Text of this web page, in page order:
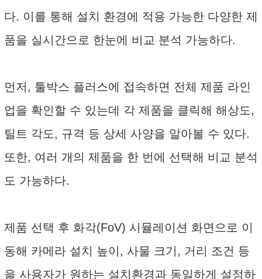
다. 이를 통해 설치 환경에 적용 가능한 다양한 제
품을 실시간으로 한눈에 비교 분석 가능하다.
먼저, 툴박스 플러스에 접속하면 전체 제품 라인
업을 확인할 수 있는데 각 제품을 클릭해 해상도,
틸트 각도, 규격 등 상세 사양을 알아볼 수 있다.
또한, 여러 개의 제품을 한 번에 선택해 비교 분석
도 가능하다.
제품 선택 후 화각(FoV) 시뮬레이션 화면으로 이
동해 카메라 설치 높이, 사물 크기, 거리 조건 등
을 사용자가 원하는 설치환경과 동일하게 설정하